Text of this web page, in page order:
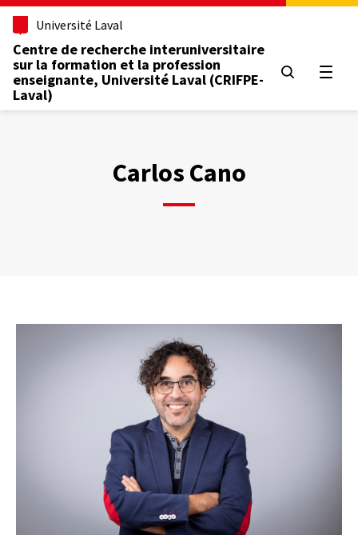
Aller
contenu
principal
Université Laval
Centre de recherche interuniversitaire
sur la formation et la profession
enseignante, Université Laval (CRIFPE-
Laval)
Carlos Cano